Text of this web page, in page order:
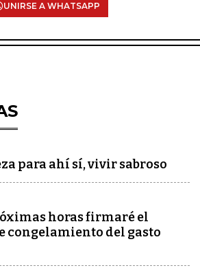
UNIRSE A WHATSAPP
para ahí sí, vivir sabroso
horas firmaré el
congelamiento del gasto